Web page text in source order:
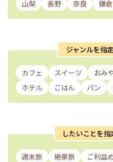
山梨
長野 奈良 鎌倉
ジャンルを指
カフェ スイーツ おみ
ホテル
ごはん パン
したいことを
週末旅 絶景旅 ご利益